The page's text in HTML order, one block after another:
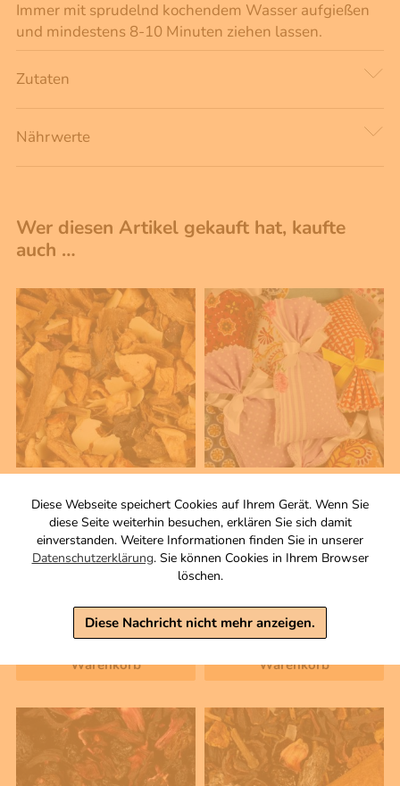
Diese Webseite speichert Cookies auf Ihrem Gerät. Wenn Sie
diese Seite weiterhin besuchen, erklären Sie sich damit
einverstanden. Weitere Informationen finden Sie in unserer
Datenschutzerklärung. Sie können Cookies in Ihrem Browser
löschen.
Diese Nachricht nicht mehr anzeigen.
Immer mit sprudelnd kochendem Wasser aufgießen
und mindestens 8-10 Minuten ziehen lassen.
Zutaten
Nährwerte
Wer diesen Artikel gekauft hat, kaufte
auch …
Gebrannte Mandel
Aromatisierte
Früchteteemischung
Zutaten
inkl. MwSt, zzgl. Versand
Grundpreis 1 KG: 34,50 €
Warenkorb
Lavendel Duftsäckchen
2,50 €
inkl. MwSt, zzgl. Versand
Warenkorb